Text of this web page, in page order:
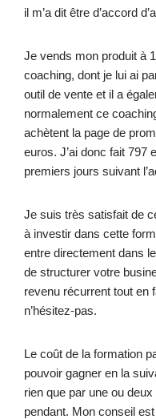
il m’a dit être d’accord
Je vends mon produit à
coaching, dont je lui ai
outil de vente et il a
normalement ce
achètent la page de
euros. J’ai donc fait 797
premiers jours suivant
Je suis très satisfait de
à investir dans cette
entre directement dans
de structurer votre
revenu récurrent tout en
n’hésitez-pas.
Le coût de la formation
pouvoir gagner en la
rien que par une ou
pendant. Mon conseil